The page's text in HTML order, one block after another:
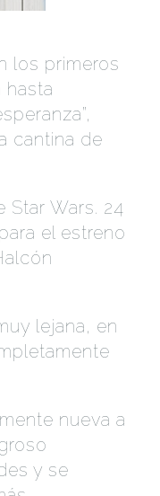
los primeros
cantina de
Star Wars. 24
el estreno
lejana, en
nueva a
y se